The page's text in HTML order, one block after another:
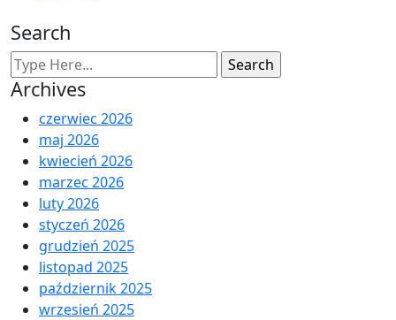
Search
Archives
czerwiec 2026
maj 2026
kwiecień 2026
marzec 2026
luty 2026
styczeń 2026
grudzień 2025
listopad 2025
październik 2025
wrzesień 2025